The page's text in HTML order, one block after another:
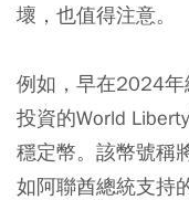
壞，也值得注意。
例如，早在2024年
投資的World
穩定幣。該幣號稱
如阿聯酋總統支持